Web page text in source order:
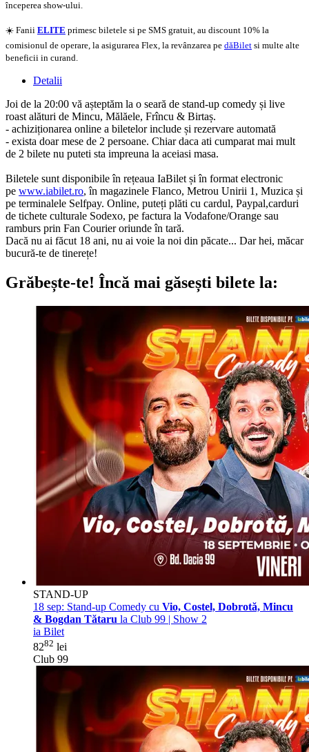
începerea show-ului.
☀️ Fanii ELITE primesc biletele si pe SMS gratuit, au discount 10% la
comisionul de operare, la asigurarea Flex, la revânzarea pe dăBilet si multe alte
beneficii in curand.
Detalii
Joi de la 20:00 vă așteptăm la o seară de stand-up comedy și live
roast alături de Mincu, Mălăele, Frîncu & Birtaș.
- achiziționarea online a biletelor include și rezervare automată
- exista doar mese de 2 persoane. Chiar daca ati cumparat mai mult
de 2 bilete nu puteti sta impreuna la aceiasi masa.
Biletele sunt disponibile în rețeaua IaBilet și în format electronic
pe www.iabilet.ro, în magazinele Flanco, Metrou Unirii 1, Muzica și
pe terminalele Selfpay. Online, puteți plăti cu cardul, Paypal,carduri
de tichete culturale Sodexo, pe factura la Vodafone/Orange sau
ramburs prin Fan Courier oriunde în tară.
Dacă nu ai făcut 18 ani, nu ai voie la noi din păcate... Dar hei, măcar
bucură-te de tinerețe!
Grăbește-te! Încă mai găsești bilete la:
STAND-UP
18 sep: Stand-up Comedy cu Vio, Costel, Dobrotă, Mincu
& Bogdan Tătaru la Club 99 | Show 2
ia Bilet
8282 lei
Club 99